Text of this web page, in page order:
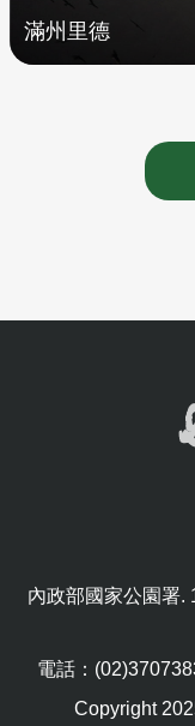
滿州里德
內政部國家公園署.
電話：
Copyright